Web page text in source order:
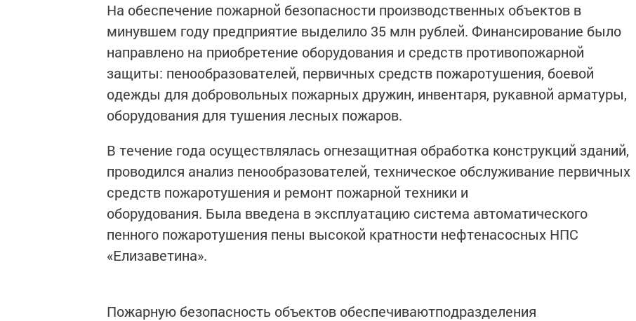
На обеспечение пожарной безопасности производственных объектов в
минувшем году предприятие выделило 35 млн рублей. Финансирование было
направлено на приобретение оборудования и средств противопожарной
защиты: пенообразователей, первичных средств пожаротушения, боевой
одежды для добровольных пожарных дружин, инвентаря, рукавной арматуры,
оборудования для тушения лесных пожаров.
В течение года осуществлялась огнезащитная обработка конструкций зданий,
проводился анализ пенообразователей, техническое обслуживание первичных
средств пожаротушения и ремонт пожарной техники и
оборудования. Была введена в эксплуатацию система автоматического
пенного пожаротушения пены высокой кратности нефтенасосных НПС
«Елизаветина».
Пожарную безопасность объектов обеспечиваютподразделения